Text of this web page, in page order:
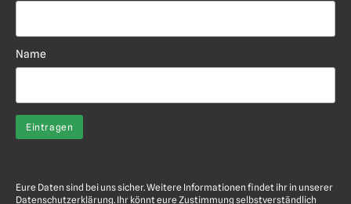
Name
Eure Daten sind bei uns sicher. Weitere Informationen findet ihr in unserer
Datenschutzerklärung. Ihr könnt eure Zustimmung selbstverständlich